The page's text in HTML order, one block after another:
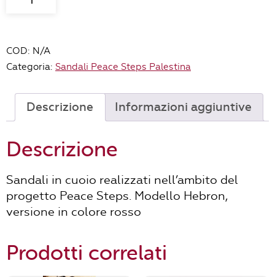
Hebron
quantità
COD: N/A
Categoria: Sandali Peace Steps Palestina
Descrizione Informazioni aggiuntive
Descrizione
Sandali in cuoio realizzati nell’ambito del
progetto Peace Steps. Modello Hebron,
versione in colore rosso
Prodotti correlati